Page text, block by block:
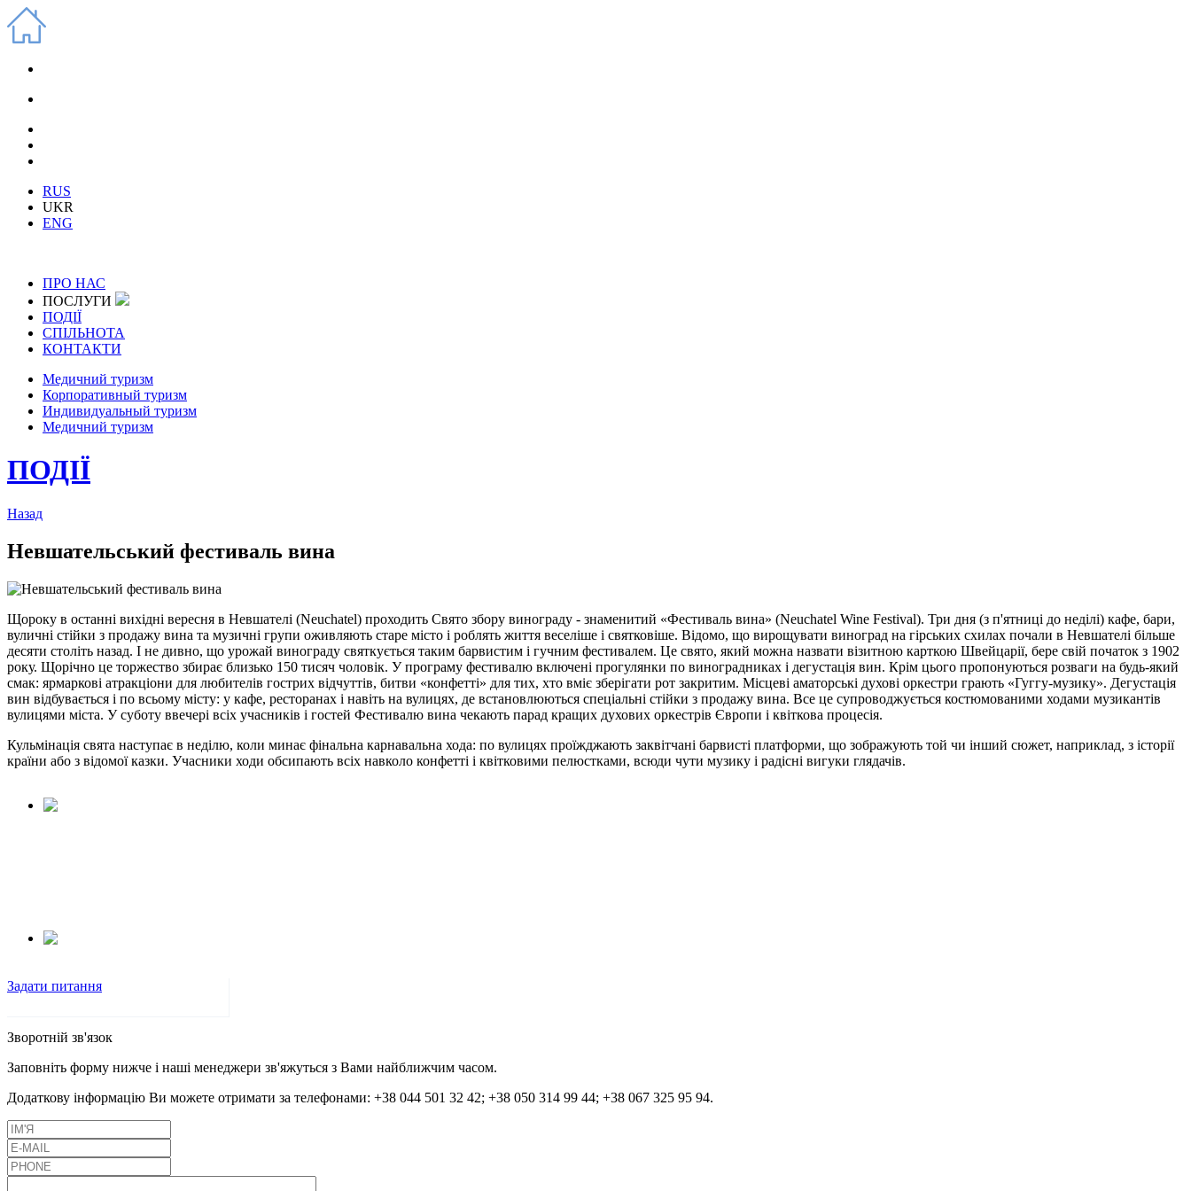
RUS
UKR
ENG
ПРО НАС
ПОСЛУГИ
ПОДІЇ
СПІЛЬНОТА
КОНТАКТИ
Медичний туризм
Корпоративный туризм
Индивидуальный туризм
Медичний туризм
ПОДІЇ
Назад
Невшательський фестиваль вина
Щороку в останні вихідні вересня в Невшателі (Neuchatel) проходить Свято збору винограду - знаменитий «Фестиваль вина» (Neuchatel Wine Festival). Три дня (з п'ятниці до неділі) кафе, бари,
вуличні стійки з продажу вина та музичні групи оживляють старе місто і роблять життя веселіше і святковіше. Відомо, що вирощувати виноград на гірських схилах почали в Невшателі більше
десяти століть назад. І не дивно, що урожай винограду святкується таким барвистим і гучним фестивалем. Це свято, який можна назвати візитною карткою Швейцарії, бере свій початок з 1902
року. Щорічно це торжество збирає близько 150 тисяч чоловік. У програму фестивалю включені прогулянки по виноградниках і дегустація вин. Крім цього пропонуються розваги на будь-який
смак: ярмаркові атракціони для любителів гострих відчуттів, битви «конфетті» для тих, хто вміє зберігати рот закритим. Місцеві аматорські духові оркестри грають «Гуггу-музику». Дегустація
вин відбувається і по всьому місту: у кафе, ресторанах і навіть на вулицях, де встановлюються спеціальні стійки з продажу вина. Все це супроводжується костюмованими ходами музикантів
вулицями міста. У суботу ввечері всіх учасників і гостей Фестивалю вина чекають парад кращих духових оркестрів Європи і квіткова процесія.
Кульмінація свята наступає в неділю, коли минає фінальна карнавальна хода: по вулицях проїжджають заквітчані барвисті платформи, що зображують той чи інший сюжет, наприклад, з історії
країни або з відомої казки. Учасники ходи обсипають всіх навколо конфетті і квітковими пелюстками, всюди чути музику і радісні вигуки глядачів.
Задати питання
Зворотній зв'язок
Заповніть форму нижче і наші менеджери зв'яжуться з Вами найближчим часом.
Додаткову інформацію Ви можете отримати за телефонами: +38 044 501 32 42; +38 050 314 99 44; +38 067 325 95 94.